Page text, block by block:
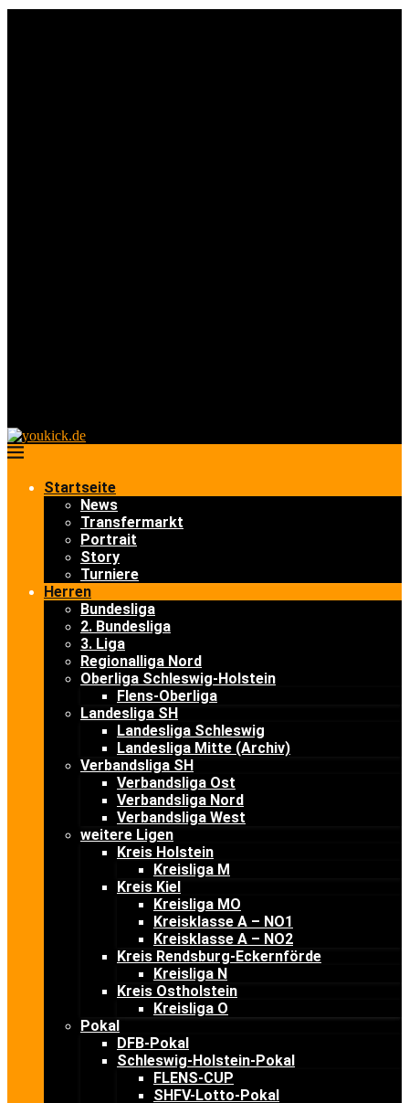
Startseite
News
Transfermarkt
Portrait
Story
Turniere
Herren
Bundesliga
2. Bundesliga
3. Liga
Regionalliga Nord
Oberliga Schleswig-Holstein
Flens-Oberliga
Landesliga SH
Landesliga Schleswig
Landesliga Mitte (Archiv)
Verbandsliga SH
Verbandsliga Ost
Verbandsliga Nord
Verbandsliga West
weitere Ligen
Kreis Holstein
Kreisliga M
Kreis Kiel
Kreisliga MO
Kreisklasse A – NO1
Kreisklasse A – NO2
Kreis Rendsburg-Eckernförde
Kreisliga N
Kreis Ostholstein
Kreisliga O
Pokal
DFB-Pokal
Schleswig-Holstein-Pokal
FLENS-CUP
SHFV-Lotto-Pokal